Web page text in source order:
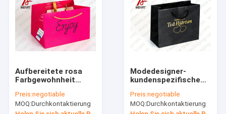
Aufbereitete rosa
Farbgewohnheit
kein Minimum 300 *
130 * 415
Preis:negotiable
MOQ:Durchkontaktierung
Modedesigner-
kundenspezifische
der Kraftpapier-
Sack-pp. ein
Preis:negotiable
MOQ:Durchkontaktierung